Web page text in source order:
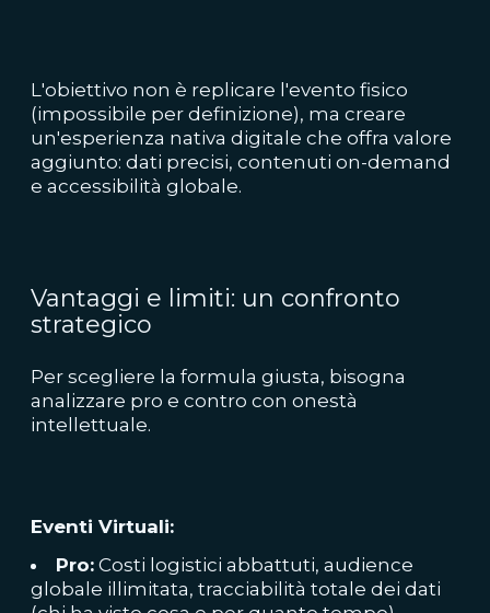
L'obiettivo non è replicare l'evento fisico
(impossibile per definizione), ma creare
un'esperienza nativa digitale che offra valore
aggiunto: dati precisi, contenuti on-demand
e accessibilità globale.
Vantaggi e limiti: un confronto
strategico
Per scegliere la formula giusta, bisogna
analizzare pro e contro con onestà
intellettuale.
Eventi Virtuali:
Pro: Costi logistici abbattuti, audience
globale illimitata, tracciabilità totale dei dati